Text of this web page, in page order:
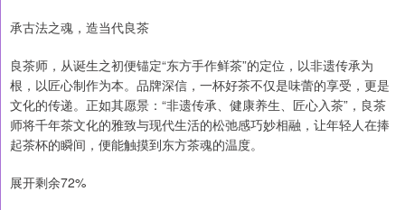
承古法之魂，造当代良茶
良茶师，从诞生之初便锚定“东方手作鲜茶”的定位，以非遗传承为
根，以匠心制作为本。品牌深信，一杯好茶不仅是味蕾的享受，更是
文化的传递。正如其愿景：“非遗传承、健康养生、匠心入茶”，良茶
师将千年茶文化的雅致与现代生活的松弛感巧妙相融，让年轻人在捧
起茶杯的瞬间，便能触摸到东方茶魂的温度。
展开剩余72%